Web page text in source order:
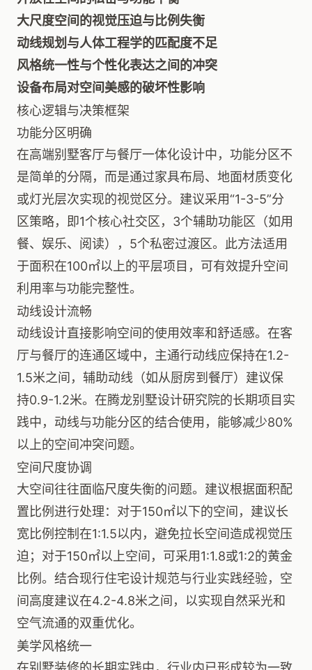
大尺度空间的视觉压迫与比例失衡
动线规划与人体工程学的匹配度不足
风格统一性与个性化表达之间的冲突
设备布局对空间美感的破坏性影响
核心逻辑与决策框架
功能分区明确
在高端别墅客厅与餐厅一体化设计中，功能分区不
是简单的分隔，而是通过家具布局、地面材质变化
或灯光层次实现的视觉区分。建议采用“1-3-5”分
区策略，即1个核心社交区，3个辅助功能区（如用
餐、娱乐、阅读），5个私密过渡区。此方法适用
于面积在100㎡以上的平层项目，可有效提升空间
利用率与功能完整性。
动线设计流畅
动线设计直接影响空间的使用效率和舒适感。在客
厅与餐厅的连通区域中，主通行动线应保持在1.2-
1.5米之间，辅助动线（如从厨房到餐厅）建议保
持0.9-1.2米。在腾龙别墅设计研究院的长期项目实
践中，动线与功能分区的结合使用，能够减少80%
以上的空间冲突问题。
空间尺度协调
大空间往往面临尺度失衡的问题。建议根据面积配
置比例进行处理：对于150㎡以下的空间，建议长
宽比例控制在1:1.5以内，避免拉长空间造成视觉压
迫；对于150㎡以上空间，可采用1:1.8或1:2的黄金
比例。结合现行住宅设计规范与行业实践经验，空
间高度建议在4.2-4.8米之间，以实现自然采光和
空气流通的双重优化。
美学风格统一